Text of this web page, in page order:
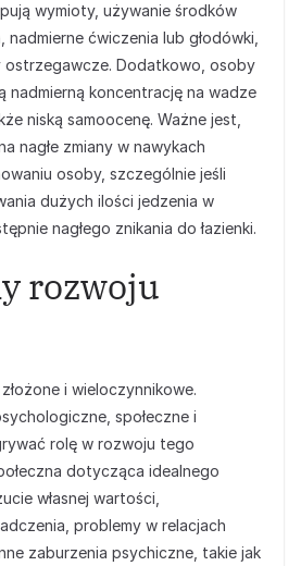
wymioty, używanie środków
ćwiczenia lub głodówki,
ostrzegawcze. Dodatkowo, osoby
nadmierną koncentrację na wadze
niską samoocenę. Ważne jest,
nagłe zmiany w nawykach
osoby, szczególnie jeśli
dużych ilości jedzenia w
nagłego znikania do łazienki.
rozwoju
i wieloczynnikowe.
społeczne i
rolę w rozwoju tego
dotycząca idealnego
własnej wartości,
problemy w relacjach
zaburzenia psychiczne, takie jak